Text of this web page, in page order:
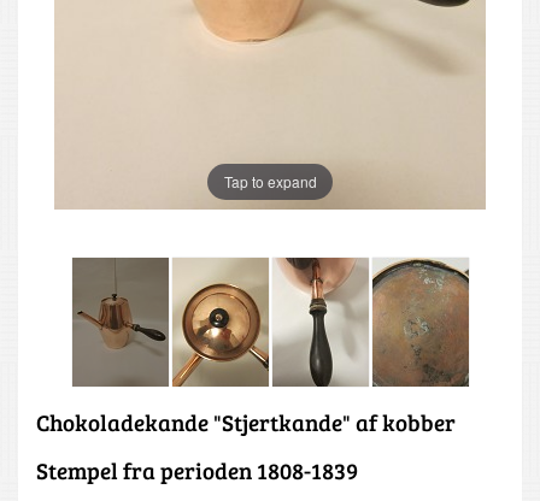
Tap to expand
Chokoladekande "Stjertkande" af kobber
Stempel fra perioden 1808-1839